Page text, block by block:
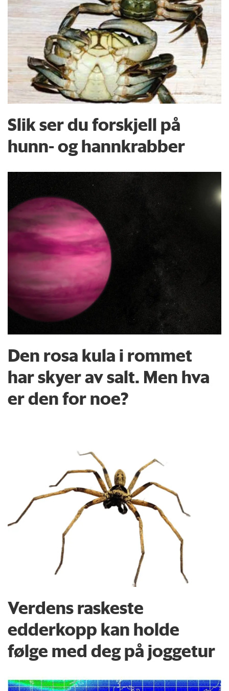
Slik ser du forskjell på
hunn- og hannkrabber
Den rosa kula i rommet
har skyer av salt. Men hva
er den for noe?
Verdens raskeste
edderkopp kan holde
følge med deg på joggetur